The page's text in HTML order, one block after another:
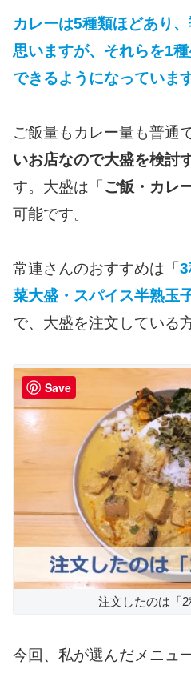
カレーは5種類ほどあり
思いますが、それらを1
できるようになっています
ご飯量もカレー量も普通
いお店なので大盛を検討
す。大盛は「 ご飯・カレ
可能です。
常連さんのおすすめは「 3
菜大盛・スパイス半熟玉
で、大盛を注文している
注文したのは「2
今回、私が選んだメニュ
Save